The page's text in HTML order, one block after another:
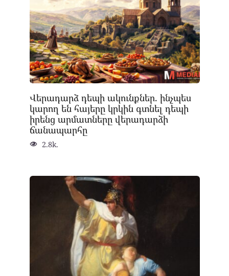
Վերադարձ դեպի ակունքներ. ինչպես
կարող են հայերը կրկին գտնել դեպի
իրենց արմատները վերադարձի
ճանապարհը
2.8k.